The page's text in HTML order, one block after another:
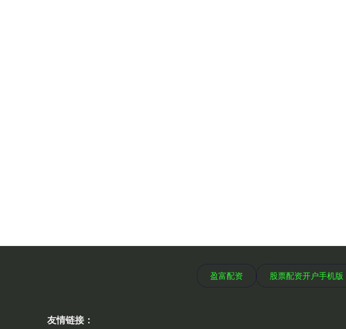
盈富配资 股票配资开户手机版
友情链接：